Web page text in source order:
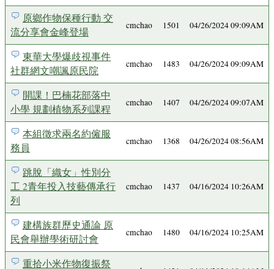
原鄉作物保種行動 交
流分享會金峰登場
cmchao 1501 04/26/2024 09:09AM
東華大學爆歧視事件
社群網文嘲諷原民院
cmchao 1483 04/26/2024 09:09AM
開課！巴楠花部落中
小學 規劃植物系列課程
cmchao 1407 04/26/2024 09:07AM
本組徵求兩名約僱服
務員
cmchao 1368 04/26/2024 08:56AM
跳脫「織女」性別分
工 2青年投入技藝傳承行
列
cmchao 1437 04/16/2024 10:26AM
建構族群歷史通論 原
民會舉辦學術研討會
cmchao 1480 04/16/2024 10:25AM
重拾小米作物復振祭